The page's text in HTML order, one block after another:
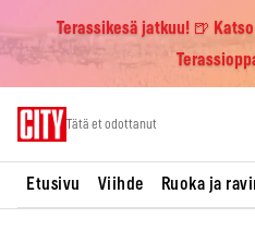
Terassikesä jatkuu! 🍺
Tätä et odottanut
Etusivu Viihde Ruoka ja